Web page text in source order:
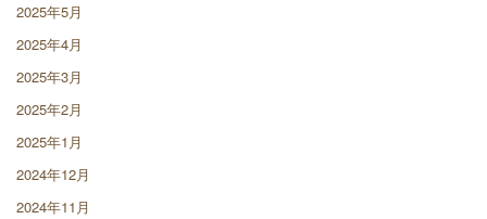
2025年5月
2025年4月
2025年3月
2025年2月
2025年1月
2024年12月
2024年11月